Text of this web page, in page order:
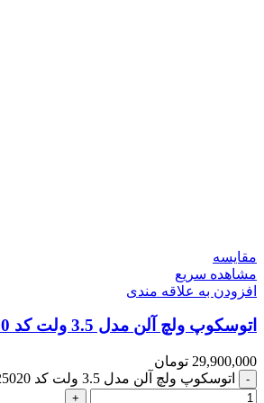
مقایسه
مشاهده سریع
افزودن به علاقه مندی
اتوسکوپ ولچ آلن مدل 3.5 ولت کد 25020
29,900,000 تومان
اتوسکوپ ولچ آلن مدل 3.5 ولت کد 25020 عدد